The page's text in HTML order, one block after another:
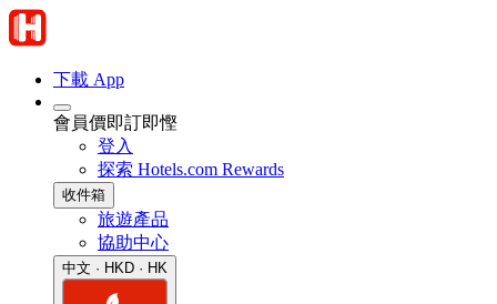
下載 App
會員價即訂即慳
登入
探索 Hotels.com Rewards
收件箱
旅遊產品
協助中心
中文 · HKD · HK